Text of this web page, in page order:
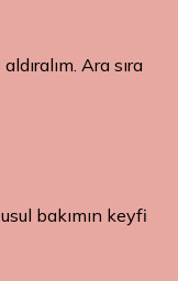
Ara sıra
bakımın keyfi